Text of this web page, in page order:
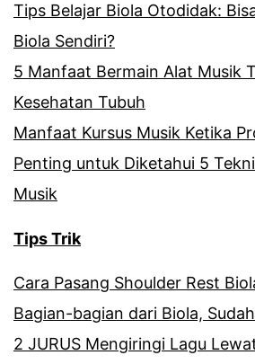
Tips Belajar Biola Otodidak:
Biola Sendiri?
5 Manfaat Bermain Alat Musik
Kesehatan Tubuh
Manfaat Kursus Musik Ketika
Penting untuk Diketahui 5
Musik
Tips Trik
Cara Pasang Shoulder Rest
Bagian-bagian dari Biola,
2 JURUS Mengiringi Lagu